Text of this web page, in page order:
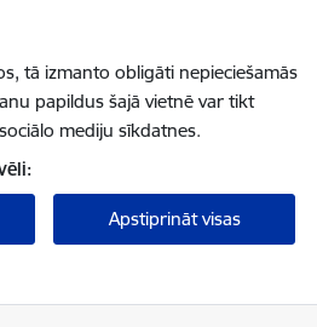
tā izmanto obligāti nepieciešamās
papildus šajā vietnē var tikt
mediju sīkdatnes.
Apstiprināt visas